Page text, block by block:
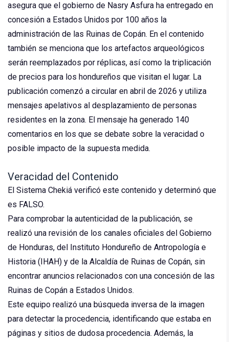
asegura que el gobierno de Nasry Asfura ha entregado en
concesión a Estados Unidos por 100 años la
administración de las Ruinas de Copán. En el contenido
también se menciona que los artefactos arqueológicos
serán reemplazados por réplicas, así como la triplicación
de precios para los hondureños que visitan el lugar. La
publicación comenzó a circular en abril de 2026 y utiliza
mensajes apelativos al desplazamiento de personas
residentes en la zona. El mensaje ha generado 140
comentarios en los que se debate sobre la veracidad o
posible impacto de la supuesta medida.
Veracidad del Contenido
El Sistema Chekiá verificó este contenido y determinó que
es FALSO.
Para comprobar la autenticidad de la publicación, se
realizó una revisión de los canales oficiales del Gobierno
de Honduras, del Instituto Hondureño de Antropología e
Historia (IHAH) y de la Alcaldía de Ruinas de Copán, sin
encontrar anuncios relacionados con una concesión de las
Ruinas de Copán a Estados Unidos.
Este equipo realizó una búsqueda inversa de la imagen
para detectar la procedencia, identificando que estaba en
páginas y sitios de dudosa procedencia. Además, la